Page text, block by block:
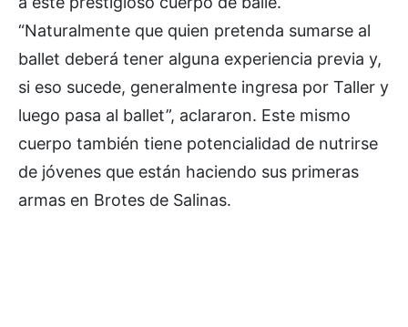
“Naturalmente que quien pretenda sumarse al
ballet deberá tener alguna experiencia previa y,
si eso sucede, generalmente ingresa por Taller y
luego pasa al ballet”, aclararon. Este mismo
cuerpo también tiene potencialidad de nutrirse
de jóvenes que están haciendo sus primeras
armas en Brotes de Salinas.